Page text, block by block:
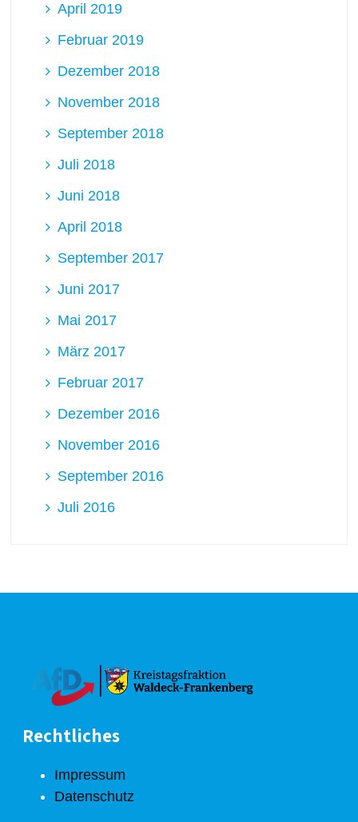
April 2019
Februar 2019
Dezember 2018
November 2018
September 2018
Juli 2018
Juni 2018
April 2018
September 2017
Juni 2017
Mai 2017
März 2017
Februar 2017
Dezember 2016
November 2016
September 2016
Juli 2016
Rechtliches
Impressum
Datenschutz